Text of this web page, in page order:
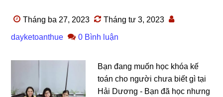
Tháng ba 27, 2023 Tháng tư 3, 2023
dayketoanthue 0 Bình luận
Bạn đang muốn học khóa kế
toán cho người chưa biết gì tại
Hải Dương - Bạn đã học nhưng